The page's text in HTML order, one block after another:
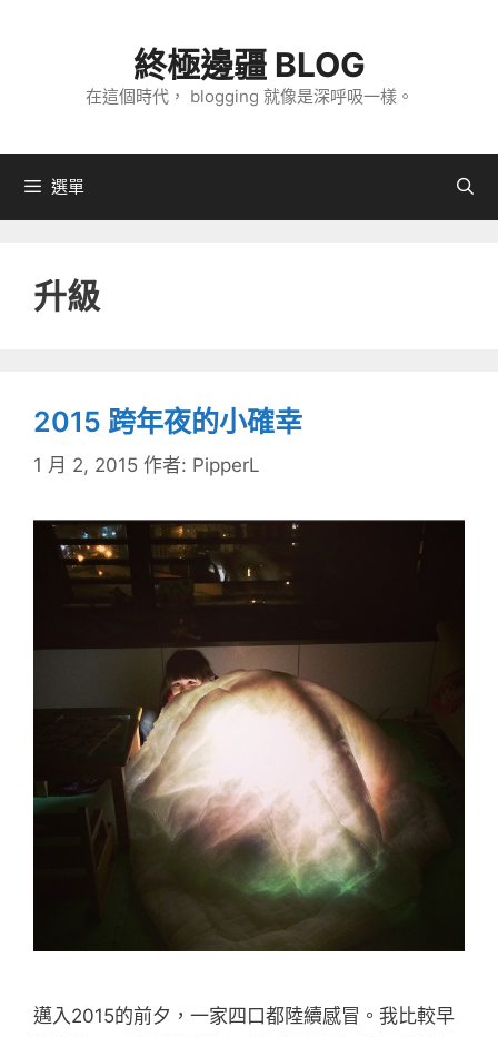
內
終極邊疆 BLOG
在這個時代， blogging 就像是深呼吸一樣。
選單
升級
2015 跨年夜的小確幸
1 月 2, 2015 作者: PipperL
邁入2015的前夕，一家四口都陸續感冒。我比較早